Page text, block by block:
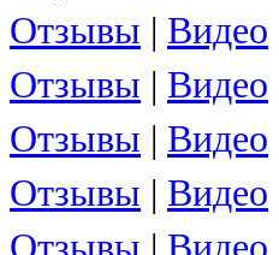
Отзывы | Видео
Отзывы | Видео
Отзывы | Видео
Отзывы | Видео